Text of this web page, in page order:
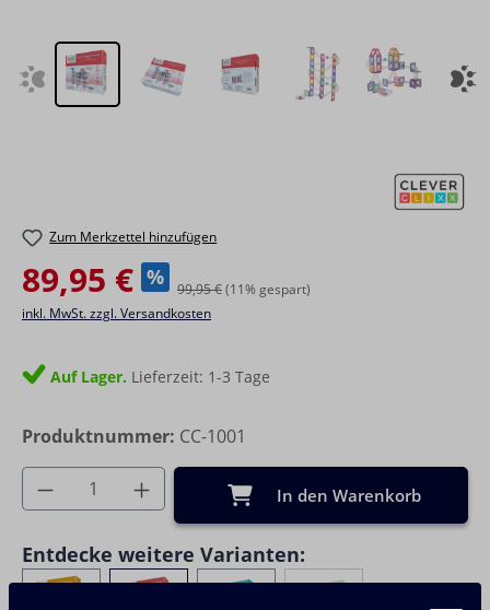
Zum Merkzettel hinzufügen
Verkaufspreis:
89,95 € % 99,95 €(11% gespart)
inkl. MwSt. zzgl. Versandkosten
Auf Lager. Lieferzeit: 1-3 Tage
Produktnummer: CC-1001
Produkt Anzahl: Gib den gewünschten
In den Warenkorb
Entdecke weitere Varianten: